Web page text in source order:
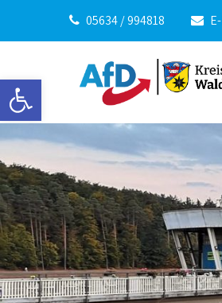
Werkzeugleiste
05634 / 994818